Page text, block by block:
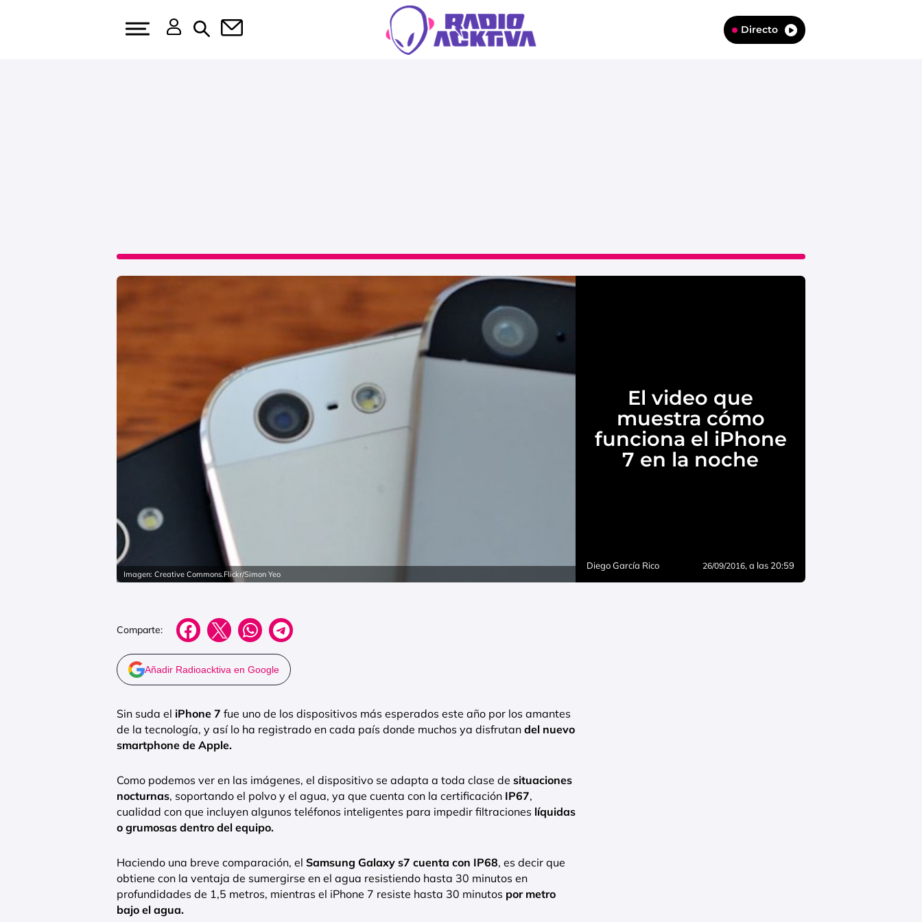
Directo
Imagen: Creative Commons.Flickr/Simon Yeo
El video que
muestra cómo
funciona el iPhone
7 en la noche
Diego García Rico 26/09/2016, a las 20:59
Comparte:
Añadir Radioacktiva en Google
Sin suda el iPhone 7 fue uno de los dispositivos más esperados este año por los amantes
de la tecnología, y así lo ha registrado en cada país donde muchos ya disfrutan del nuevo
smartphone de Apple.
Como podemos ver en las imágenes, el dispositivo se adapta a toda clase de situaciones
nocturnas, soportando el polvo y el agua, ya que cuenta con la certificación IP67,
cualidad con que incluyen algunos teléfonos inteligentes para impedir filtraciones líquidas
o grumosas dentro del equipo.
Haciendo una breve comparación, el Samsung Galaxy s7 cuenta con IP68, es decir que
obtiene con la ventaja de sumergirse en el agua resistiendo hasta 30 minutos en
profundidades de 1,5 metros, mientras el iPhone 7 resiste hasta 30 minutos por metro
bajo el agua.